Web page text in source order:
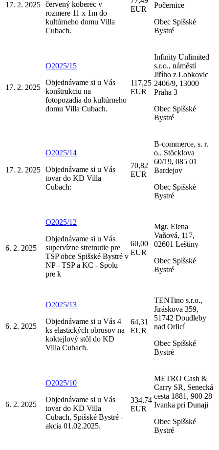
17. 2. 2025 červený koberec v
rozmere 11 x 1m do
kultúrneho domu Villa
Cubach.
EUR
Počernice
Obec Spišské
Bystré
17. 2. 2025
O2025/15
Objednávame si u Vás
konštrukciu na
fotopozadia do kultúrneho
domu Villa Cubach.
117,25
EUR
Infinity Unlimited
s.r.o., náměstí
Jiřího z Lobkovic
2406/9, 13000
Praha 3
Obec Spišské
Bystré
17. 2. 2025
O2025/14
Objednávame si u Vás
tovar do KD Villa
Cubach:
70,82
EUR
B-commerce, s. r.
o., Stöcklova
60/19, 085 01
Bardejov
Obec Spišské
Bystré
6. 2. 2025
O2025/12
Objednávame si u Vás
supervízne stretnutie pre
TSP obce Spišské Bystré v
NP - TSP a KC - Spolu
pre k
60,00
EUR
Mgr. Elena
Vaňová, 117,
02601 Leštiny
Obec Spišské
Bystré
6. 2. 2025
O2025/13
Objednávame si u Vás 4
ks elastických obrusov na
koktejlový stôl do KD
Villa Cubach.
64,31
EUR
TENTino s.r.o.,
Jiráskova 359,
51742 Doudleby
nad Orlicí
Obec Spišské
Bystré
6. 2. 2025
O2025/10
Objednávame si u Vás
tovar do KD Villa
Cubach, Spišské Bystré -
akcia 01.02.2025.
334,74
EUR
METRO Cash &
Carry SR, Senecká
cesta 1881, 900 28
Ivanka pri Dunaji
Obec Spišské
Bystré